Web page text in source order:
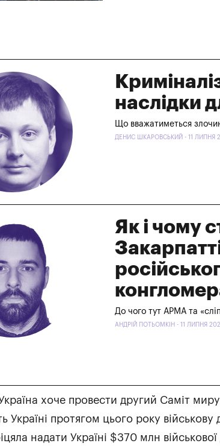
наслідки
Що вважатиметься
ДЕНИС ШКАРОВСЬКИЙ - 11 ЛИПНЯ
Як і чому
До чого тут АРМА та
АНДРІЙ ПОТЬОМКІН - 11 ЛИПНЯ
хоче провести другий Саміт
Україні протягом цього року
надати Україні $370 млн